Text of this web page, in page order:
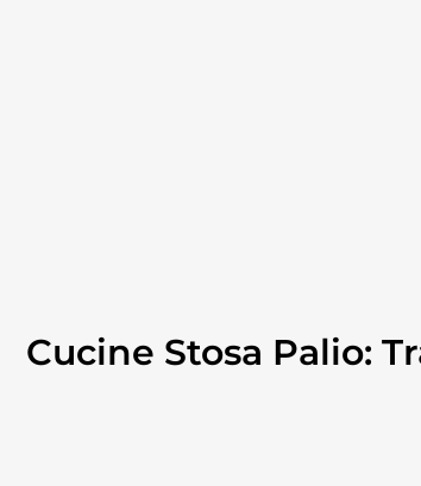
Cucine Stosa Palio: